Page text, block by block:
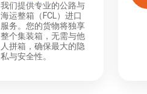
我们提供专业的公路与
海运整箱（FCL）进口
服务。您的货物将独享
整个集装箱，无需与他
人拼箱，确保最大的隐
私与安全性。